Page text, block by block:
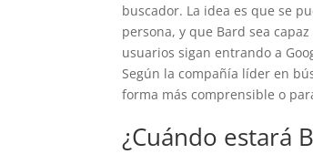
buscador. La idea es que se
persona, y que Bard sea
usuarios sigan entrando a
Según la compañía líder en
forma más comprensible o
¿Cuándo estará